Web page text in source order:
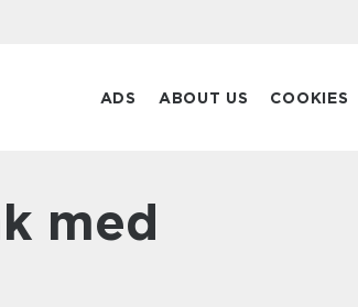
ADS ABOUT US COOKIES